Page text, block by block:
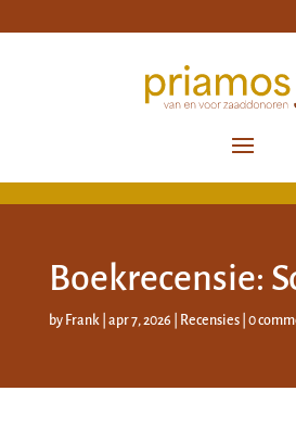
Boekrecensie:
by Frank apr 7, 2026 Recensies| 0